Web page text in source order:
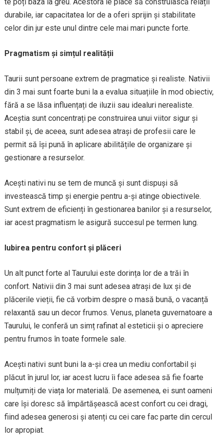
durabile, iar capacitatea lor de a oferi sprijin și stabilitate
celor din jur este unul dintre cele mai mari puncte forte.
Pragmatism și simțul realității
Taurii sunt persoane extrem de pragmatice și realiste. Nativii
din 3 mai sunt foarte buni la a evalua situațiile în mod obiectiv,
fără a se lăsa influențați de iluzii sau idealuri nerealiste.
Aceștia sunt concentrați pe construirea unui viitor sigur și
stabil și, de aceea, sunt adesea atrași de profesii care le
permit să își pună în aplicare abilitățile de organizare și
gestionare a resurselor.
Acești nativi nu se tem de muncă și sunt dispuși să
investească timp și energie pentru a-și atinge obiectivele.
Sunt extrem de eficienți în gestionarea banilor și a resurselor,
iar acest pragmatism le asigură succesul pe termen lung.
Iubirea pentru confort și plăceri
Un alt punct forte al Taurului este dorința lor de a trăi în
confort. Nativii din 3 mai sunt adesea atrași de lux și de
plăcerile vieții, fie că vorbim despre o masă bună, o vacanță
relaxantă sau un decor frumos. Venus, planeta guvernatoare a
Taurului, le conferă un simț rafinat al esteticii și o apreciere
pentru frumos în toate formele sale.
Acești nativi sunt buni la a-și crea un mediu confortabil și
plăcut în jurul lor, iar acest lucru îi face adesea să fie foarte
mulțumiți de viața lor materială. De asemenea, ei sunt oameni
care își doresc să împărtășească acest confort cu cei dragi,
fiind adesea generosi și atenți cu cei care fac parte din cercul
lor apropiat.